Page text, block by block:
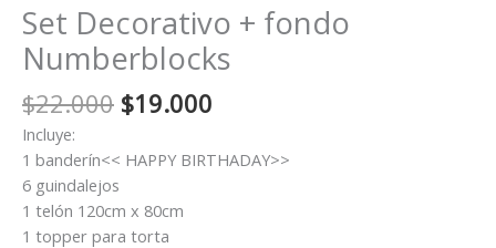
Set Decorativo + fondo
Numberblocks
$22.000 El
original
$22.000.
$19.000
actual
Incluye:
1 banderín<< HAPPY BIRTHADAY>>
6 guindalejos
1 telón 120cm x 80cm
1 topper para torta